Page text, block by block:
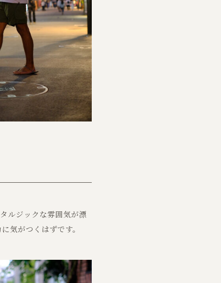
ルジックな雰囲気が漂
気がつくはずです。